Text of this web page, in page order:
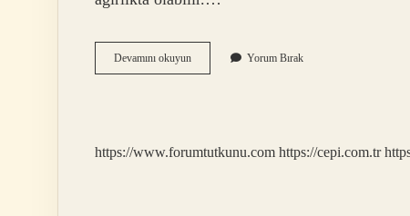
Devamını okuyunBoz
Ayı
Yorum Bırak
https://www.forumtutkunu.com https://cepi.com.tr